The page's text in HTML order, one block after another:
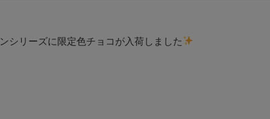
ンシリーズに限定色チョコが入荷しました